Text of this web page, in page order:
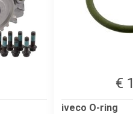
€ 1
iveco O-ring